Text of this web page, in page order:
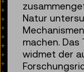
Natur
machen. Das
widmet der